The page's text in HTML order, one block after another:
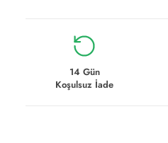
14 Gün
Koşulsuz İade